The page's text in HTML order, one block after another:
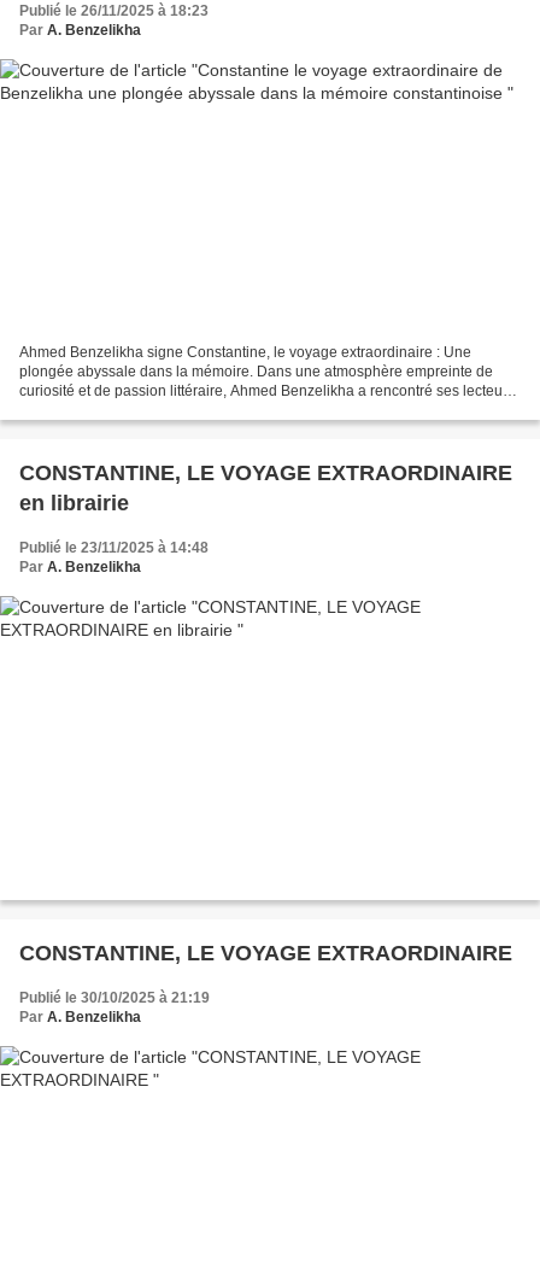
Publié le 26/11/2025 à 18:23
Par A. Benzelikha
Ahmed Benzelikha signe Constantine, le voyage extraordinaire : Une
plongée abyssale dans la mémoire. Dans une atmosphère empreinte de
curiosité et de passion littéraire, Ahmed Benzelikha a rencontré ses lecteurs,
CONSTANTINE, LE VOYAGE EXTRAORDINAIRE
en librairie
Publié le 23/11/2025 à 14:48
Par A. Benzelikha
CONSTANTINE, LE VOYAGE EXTRAORDINAIRE
Publié le 30/10/2025 à 21:19
Par A. Benzelikha